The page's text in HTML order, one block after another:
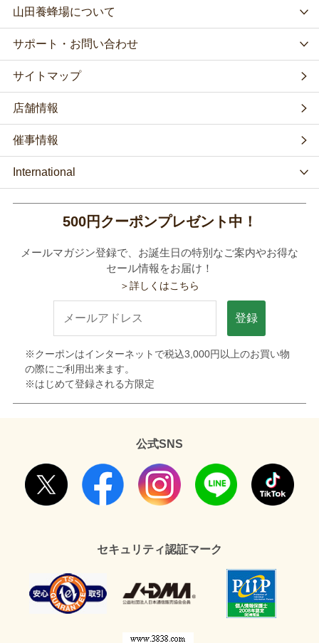
山田養蜂場について
サポート・お問い合わせ
サイトマップ
店舗情報
催事情報
International
500円クーポンプレゼント中！
メールマガジン登録で、お誕生日の特別なご案内やお得な
セール情報をお届け！
＞詳しくはこちら
登録
※クーポンはインターネットで税込3,000円以上のお買い物
の際にご利用出来ます。
※はじめて登録される方限定
公式SNS
セキュリティ認証マーク